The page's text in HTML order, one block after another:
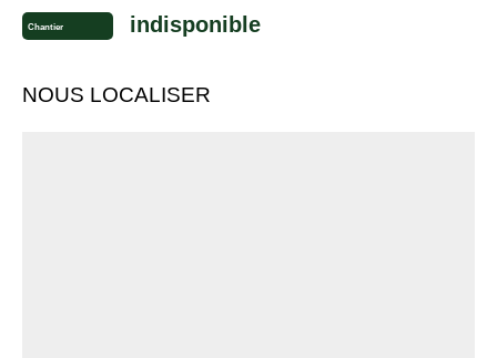
Chantier indisponible
NOUS LOCALISER